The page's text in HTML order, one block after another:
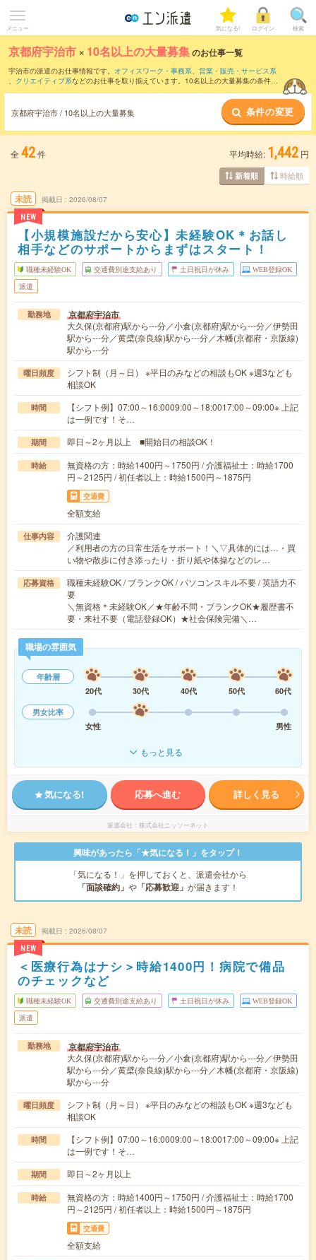
メニュー 気になる! ログイン 検索
京都府宇治市 × 10名以上の大量募集のお仕事一覧
宇治市の派遣のお仕事情報です。 オフィスワーク・事務系、 営業・販売・サービス系
、 クリエイティブ系などのお仕事を取り揃えています。10名以上の大量募集の条件の
京都府宇治市 / 10名以上の大量募集 条件の変更
全 42件 平均時給: 1,442 円
新着順 時給順
未読
NEW
掲載日 2026/08/07
【小規模施設だから安心】未経験OK＊お話し
相手などのサポートからまずはスタート！
職種未経験OK 交通費別途支給あり 土日祝日が休み WEB登録OK
派遣
勤務地 京都府宇治市
大久保(京都府)駅から---分／小倉(京都府)駅から---分／伊勢田
駅から---分／黄檗(奈良線)駅から---分／木幡(京都府・京阪線)
駅から---分
曜日頻度
シフト制（月～日） ※平日のみなどの相談もOK ※週3なども
相談OK
時間
【シフト例】07:00～16:0009:00～18:0017:00～09:00※ 上記
は一例です！そ…
期間 即日～2ヶ月以上 ■開始日の相談OK！
時給
無資格の方：時給1400円～1750円 / 介護福祉士：時給1700
円～2125円 / 初任者以上：時給1500円～1875円
交通費
全額支給
仕事内容
介護関連
／利用者の方の日常生活をサポート！＼▽具体的には…・買
い物や散歩に付き添ったり・折り紙や体操などのレ…
応募資格
職種未経験OK / ブランクOK / パソコンスキル不要 / 英語力不
要
＼無資格＊未経験OK／★年齢不問・ブランクOK★履歴書不
要・来社不要（電話登録OK）★社会保険完備＼…
職場の雰囲気
年齢層
20代
30代 40代 50代
60代
男女比率
女性
男性
もっと見る
気になる! 応募へ進む 詳しく見る
派遣会社 株式会社ニッソーネット
興味があったら「★気になる！」をタップ！
「気になる！」を押しておくと、派遣会社から
「面談確約」 や 「応募歓迎」 が届きます！
未読
NEW
掲載日 2026/08/07
＜医療行為はナシ＞時給1400円！病院で備品
のチェックなど
職種未経験OK 交通費別途支給あり 土日祝日が休み WEB登録OK
派遣
勤務地 京都府宇治市
大久保(京都府)駅から---分／小倉(京都府)駅から---分／伊勢田
駅から---分／黄檗(奈良線)駅から---分／木幡(京都府・京阪線)
駅から---分
曜日頻度
シフト制（月～日） ※平日のみなどの相談もOK ※週3なども
相談OK
時間
【シフト例】07:00～16:0009:00～18:0017:00～09:00※ 上記
は一例です！そ…
期間 即日～2ヶ月以上
時給
無資格の方：時給1400円～1750円 / 介護福祉士：時給1700
円～2125円 / 初任者以上：時給1500円～1875円
交通費
全額支給